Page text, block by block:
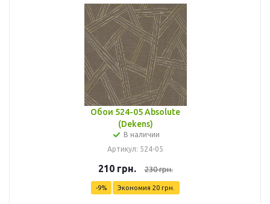
Обои 524-05 Absolute
(Dekens)
В наличии
Артикул: 524-05
210грн. 230грн.
-9% Экономия 20 грн.